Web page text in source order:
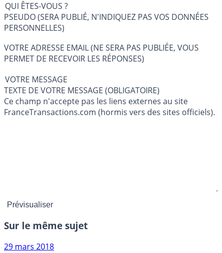
QUI ÊTES-VOUS ?
PSEUDO (SERA PUBLIÉ, N'INDIQUEZ PAS VOS DONNÉES
PERSONNELLES)
VOTRE ADRESSE EMAIL (NE SERA PAS PUBLIÉE, VOUS
PERMET DE RECEVOIR LES RÉPONSES)
VOTRE MESSAGE
TEXTE DE VOTRE MESSAGE (OBLIGATOIRE)
Ce champ n'accepte pas les liens externes au site
FranceTransactions.com (hormis vers des sites officiels).
Sur le même sujet